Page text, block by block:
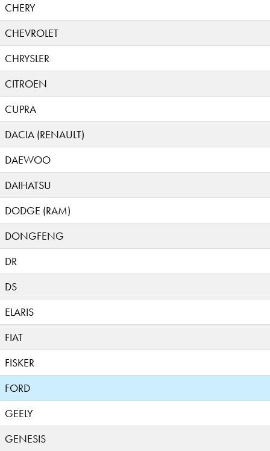
CHERY
CHEVROLET
CHRYSLER
CITROEN
CUPRA
DACIA (RENAULT)
DAEWOO
DAIHATSU
DODGE (RAM)
DONGFENG
DR
DS
ELARIS
FIAT
FISKER
FORD
GEELY
GENESIS